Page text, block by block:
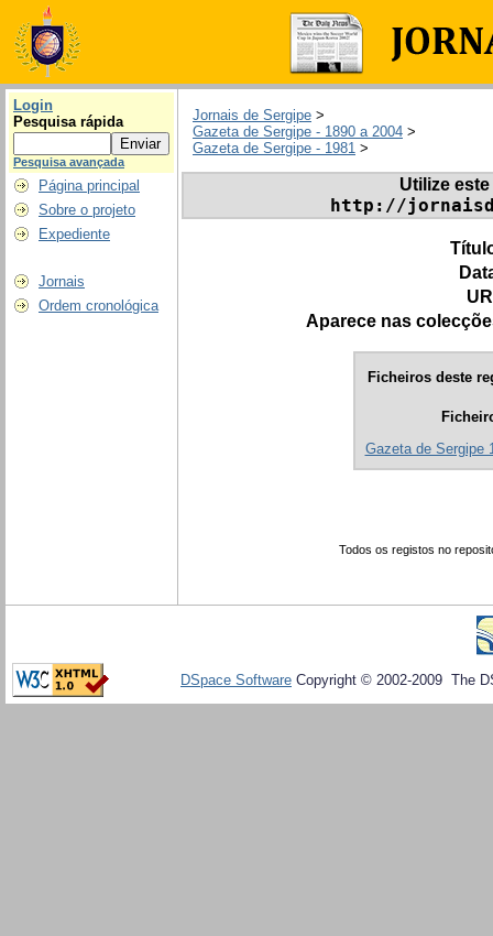
Login
Pesquisa rápida
Pesquisa avançada
Página principal
Sobre o projeto
Expediente
Jornais
Ordem cronológica
Jornais de Sergipe >
Gazeta de Sergipe - 1890 a 2004 >
Gazeta de Sergipe - 1981 >
Utilize
http://
Aparece nas
Ficheiros deste
Gazeta de Sergipe
Todos os registos no
DSpace Software Copyright © 2002-2009 The